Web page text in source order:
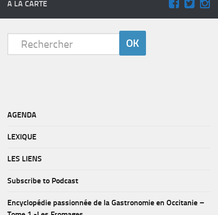
A LA CARTE
AGENDA
LEXIQUE
LES LIENS
Subscribe to Podcast
Encyclopédie passionnée de la Gastronomie en Occitanie –